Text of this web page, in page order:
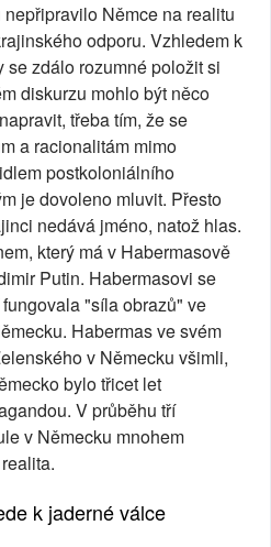
Němce na realitu
odporu. Vzhledem k
zdálo rozumné položit si
diskurzu mohlo být něco
třeba tím, že se
a racionalitám mimo
postkoloniálního
je dovoleno mluvit. Přesto
nedává jméno, natož hlas.
který má v Habermasově
Putin. Habermasovi se
"síla obrazů" ve
Habermas ve svém
v Německu všimli,
bylo třicet let
V průběhu tří
v Německu mnohem
k jaderné válce